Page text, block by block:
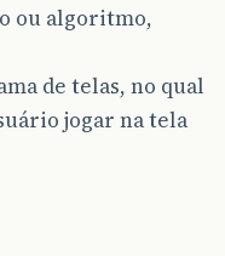
ou algoritmo,
de telas, no qual
jogar na tela